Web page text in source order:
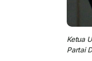
Ketua
Partai